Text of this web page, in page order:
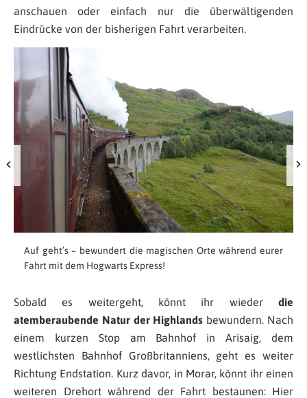
anschauen oder einfach nur die überwältigenden
Eindrücke von der bisherigen Fahrt verarbeiten.
Auf geht’s – bewundert die magischen Orte während eurer
Fahrt mit dem Hogwarts Express!
Sobald es weitergeht, könnt ihr wieder die
atemberaubende Natur der Highlands bewundern. Nach
einem kurzen Stop am Bahnhof in Arisaig, dem
westlichsten Bahnhof Großbritanniens, geht es weiter
Richtung Endstation. Kurz davor, in Morar, könnt ihr einen
weiteren Drehort während der Fahrt bestaunen: Hier